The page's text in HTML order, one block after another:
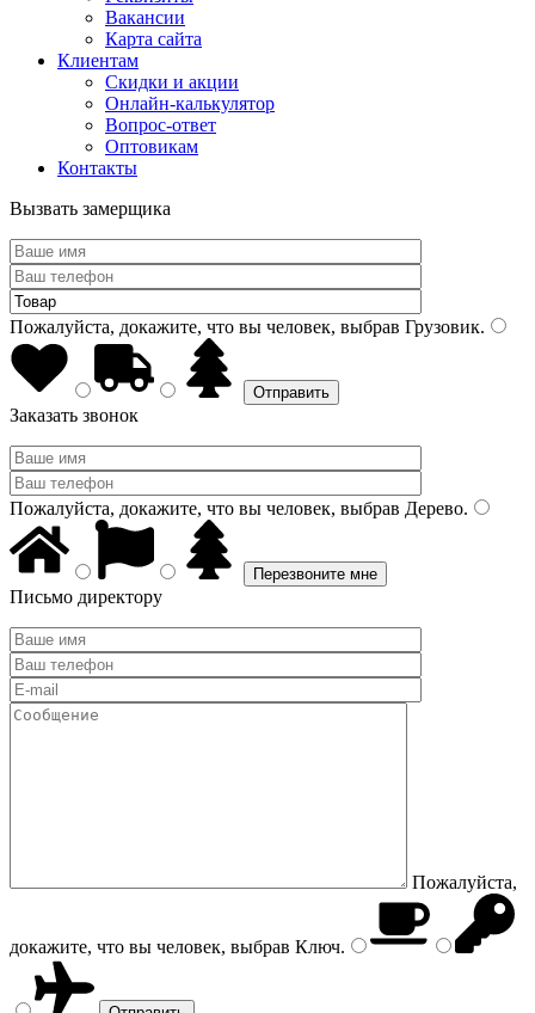
Вакансии
Карта сайта
Клиентам
Скидки и акции
Онлайн-калькулятор
Вопрос-ответ
Оптовикам
Контакты
Вызвать замерщика
Пожалуйста, докажите, что вы человек, выбрав Грузовик.
Заказать звонок
Пожалуйста, докажите, что вы человек, выбрав Дерево.
Письмо директору
Пожалуйста,
докажите, что вы человек, выбрав Ключ.